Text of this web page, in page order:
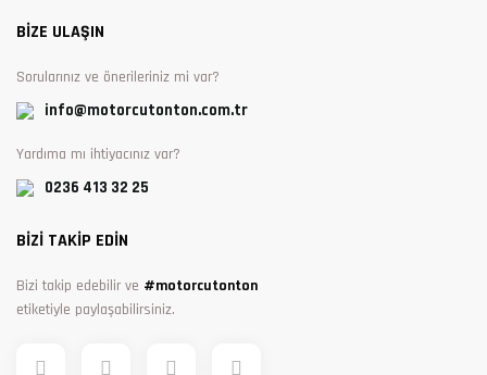
BİZE ULAŞIN
Sorularınız ve önerileriniz mi var?
info@motorcutonton.com.tr
Yardıma mı ihtiyacınız var?
0236 413 32 25
BİZİ TAKİP EDİN
Bizi takip edebilir ve #motorcutonton
etiketiyle paylaşabilirsiniz.